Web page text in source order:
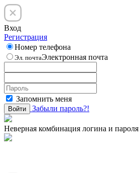
Вход
Регистрация
Номер телефона
Эл. почтаЭлектронная почта
Запомнить меня
Войти Забыли пароль?!
Неверная комбинация логина и пароля